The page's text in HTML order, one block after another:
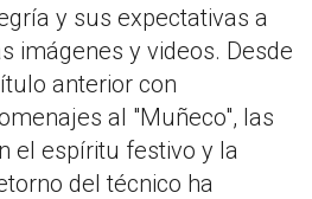
y sus expectativas a
imágenes y videos. Desde
anterior con
al "Muñeco", las
el espíritu festivo y la
del técnico ha